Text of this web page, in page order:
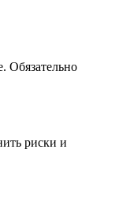
Обязательно
риски и